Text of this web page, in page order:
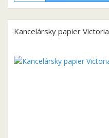
Kancelársky papier